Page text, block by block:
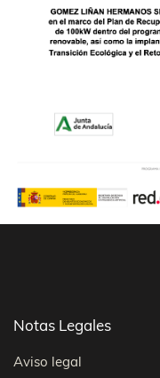
Notas Legales
Aviso legal